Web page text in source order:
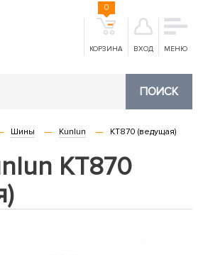
КОРЗИНА
0
ВХОД МЕНЮ
ПОИСК
Шины Kunlun KT870 (ведущая)
KT870